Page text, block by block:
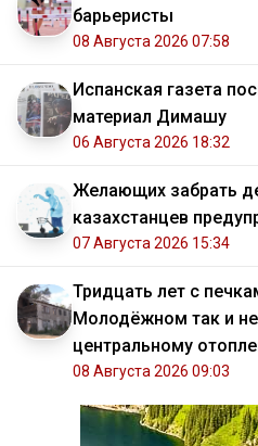
барьеристы
08 Августа 2026 07:58
Испанская газета
материал Димашу
06 Августа 2026 18:32
Желающих забрать
казахстанцев
07 Августа 2026 15:34
Тридцать лет с
Молодёжном так и
центральному
08 Августа 2026 09:03